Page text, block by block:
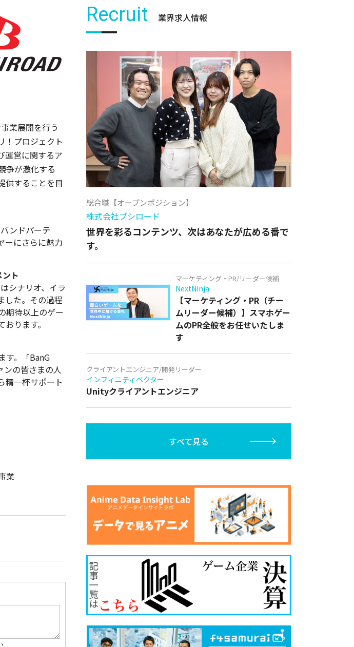
業展開を行う
！プロジェクト
運営に関するア
争が激化する
供することを目
ンドパーテ
ーにさらに魅力
ト
シナリオ、イラ
した。その過程
期待以上のゲー
ります。
す。「BanG
ンの皆さまの人
精一杯サポート
業
Recruit 業界求人情報
総合職【オープンポジション】
株式会社ブシロード
世界を彩るコンテンツ、次はあなたが広める番で
す。
マーケティング・PR/リーダー候補
NextNinja
【マーケティング・PR（チー
ムリーダー候補）】スマホゲー
ムのPR全般をお任せいたしま
す
クライアントエンジニア/開発リーダー
インフィニティベクター
Unityクライアントエンジニア
すべて見る